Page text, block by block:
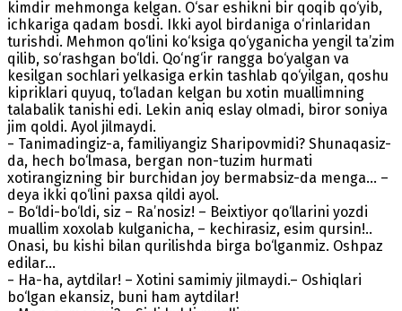
kimdir mehmonga kelgan. O‘sar eshikni bir qoqib qo‘yib,
ichkariga qadam bosdi. Ikki ayol birdaniga o‘rinlaridan
turishdi. Mehmon qo‘lini ko‘ksiga qo‘yganicha yengil ta’zim
qilib, so‘rashgan bo‘ldi. Qo‘ng‘ir rangga bo‘yalgan va
kesilgan sochlari yelkasiga erkin tashlab qo‘yilgan, qoshu
kipriklari quyuq, to‘ladan kelgan bu xotin muallimning
talabalik tanishi edi. Lekin aniq eslay olmadi, biror soniya
jim qoldi. Ayol jilmaydi.
− Tanimadingiz-a, familiyangiz Sharipovmidi? Shunaqasiz-
da, hech bo‘lmasa, bergan non-tuzim hurmati
xotirangizning bir burchidan joy bermabsiz-da menga… –
deya ikki qo‘lini paxsa qildi ayol.
− Bo‘ldi-bo‘ldi, siz – Ra’nosiz! – Beixtiyor qo‘llarini yozdi
muallim xoxolab kulganicha, – kechirasiz, esim qursin!..
Onasi, bu kishi bilan qurilishda birga bo‘lganmiz. Oshpaz
edilar…
− Ha-ha, aytdilar! – Xotini samimiy jilmaydi.– Oshiqlari
bo‘lgan ekansiz, buni ham aytdilar!